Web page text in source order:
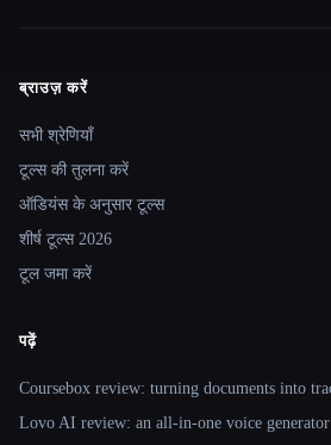
Site navigation
ब्राउज़ करें
सभी श्रेणियाँ
टूल्स की तुलना करें
ऑडियंस के अनुसार टूल्स
शीर्ष टूल्स 2026
टूल जमा करें
पढ़ें
Coursebox review: turning documents into
Lovo AI review: an all-in-one voice